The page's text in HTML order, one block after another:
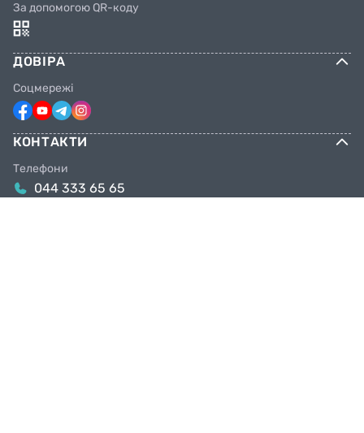
За допомогою QR-коду
ДОВІРА
Соцмережі
КОНТАКТИ
Телефони
044 333 65 65